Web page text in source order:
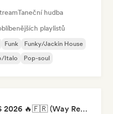
Taneční hudba
playlistů
Funk
Funky/Jackin House
Italo Pop-soul
RAP FRANÇAIS 2026 🔥🇫🇷 (Way Records)